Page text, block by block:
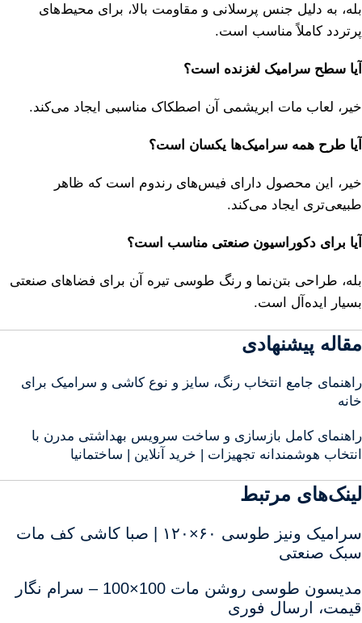
بله، به دلیل جنس پرسلانی و مقاومت بالا، برای محیط‌های
پرتردد کاملاً مناسب است.
آیا سطح سرامیک لغزنده است؟
خیر، لعاب مات ابریشمی آن اصطکاک مناسبی ایجاد می‌کند.
آیا طرح همه سرامیک‌ها یکسان است؟
خیر، این محصول دارای فیس‌های رندوم است که ظاهر
طبیعی‌تری ایجاد می‌کند.
آیا برای دکوراسیون صنعتی مناسب است؟
بله، طراحی بتن‌نما و رنگ طوسی تیره آن برای فضاهای صنعتی
بسیار ایده‌آل است.
مقاله پیشنهادی
راهنمای جامع انتخاب رنگ، سایز و نوع کاشی و سرامیک برای
خانه‌
راهنمای کامل بازسازی و ساخت سرویس بهداشتی مدرن با
انتخاب هوشمندانه تجهیزات | خرید آنلاین | ساختمانیا
لینک‌های مرتبط
سرامیک ونیز طوسی ۶۰×۱۲۰ | صبا کاشی کف مات
سبک صنعتی
مدیسون طوسی روشن مات 100×100 – سرام نگار
قیمت، ارسال فوری